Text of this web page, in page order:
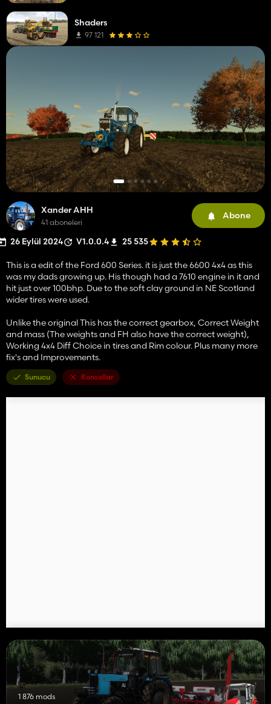
Xander AHH
41 aboneleri
Abone
26 Eylül 2024 V1.0.0.4 25 535
This is a edit of the Ford 600 Series. it is just the 6600 4x4 as this
was my dads growing up. His though had a 7610 engine in it and
hit just over 100bhp. Due to the soft clay ground in NE Scotland
wider tires were used.
Unlike the original This has the correct gearbox, Correct Weight
and mass (The weights and FH also have the correct weight),
Working 4x4 Diff Choice in tires and Rim colour. Plus many more
fix's and Improvements.
Sunucu Konsollar
1 876 mods
Shaders
97 121